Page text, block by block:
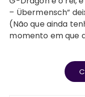
– Übermensch”
(Não que ainda
momento em que